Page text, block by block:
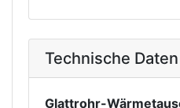
Technische Daten
Glattrohr-